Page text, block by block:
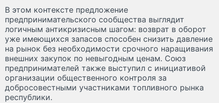
В этом контексте предложение
предпринимательского сообщества выглядит
логичным антикризисным шагом: возврат в оборот
уже имеющихся запасов способен снизить давление
на рынок без необходимости срочного наращивания
внешних закупок по невыгодным ценам. Союз
предпринимателей также выступил с инициативой
организации общественного контроля за
добросовестными участниками топливного рынка
республики.